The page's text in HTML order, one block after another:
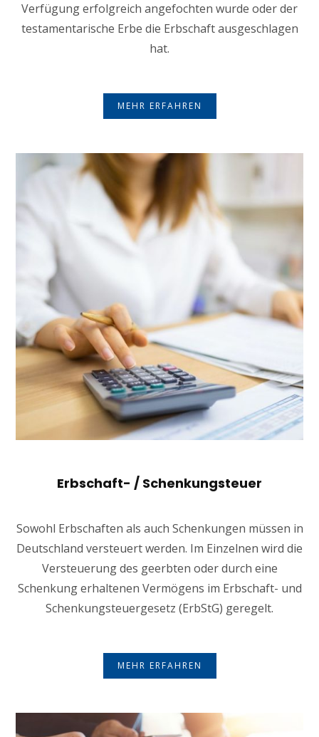
Verfügung erfolgreich angefochten wurde oder der
testamentarische Erbe die Erbschaft ausgeschlagen
hat.
MEHR ERFAHREN
Erbschaft- / Schenkungsteuer
Sowohl Erbschaften als auch Schenkungen müssen in
Deutschland versteuert werden. Im Einzelnen wird die
Versteuerung des geerbten oder durch eine
Schenkung erhaltenen Vermögens im Erbschaft- und
Schenkungsteuergesetz (ErbStG) geregelt.
MEHR ERFAHREN